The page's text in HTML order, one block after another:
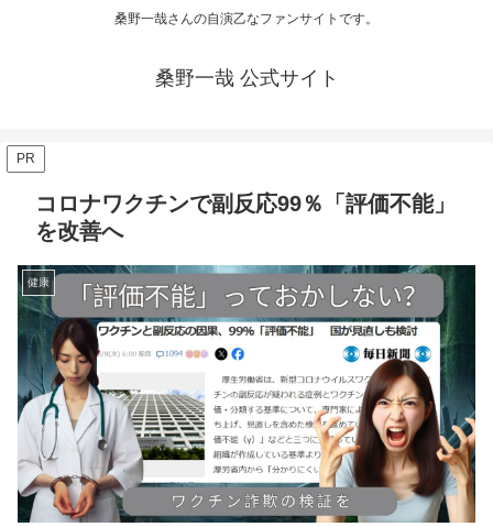
桑野一哉さんの自演乙なファンサイトです。
桑野一哉 公式サイト
PR
コロナワクチンで副反応99％「評価不能」
を改善へ
健康